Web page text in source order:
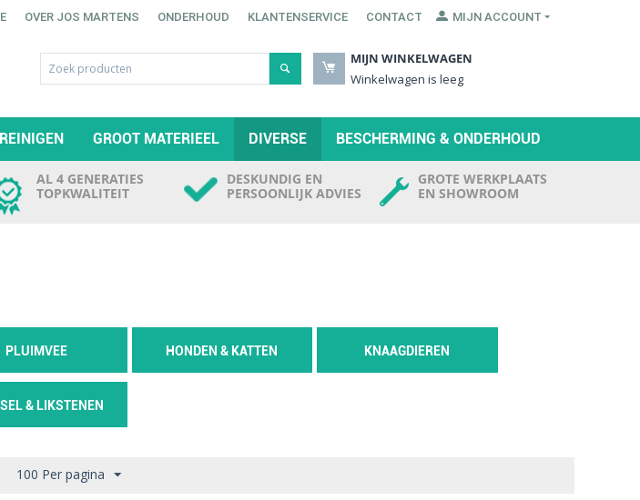
OVER JOS MARTENS ONDERHOUD KLANTENSERVICE CONTACT MIJN ACCOUNT
MIJN WINKELWAGEN
Winkelwagen is leeg
REINIGEN GROOT MATERIEEL DIVERSE BESCHERMING & ONDERHOUD
AL 4 GENERATIES
TOPKWALITEIT
DESKUNDIG EN
PERSOONLIJK ADVIES
GROTE WERKPLAATS
EN SHOWROOM
PLUIMVEE HONDEN & KATTEN KNAAGDIEREN
& LIKSTENEN
100 Per pagina